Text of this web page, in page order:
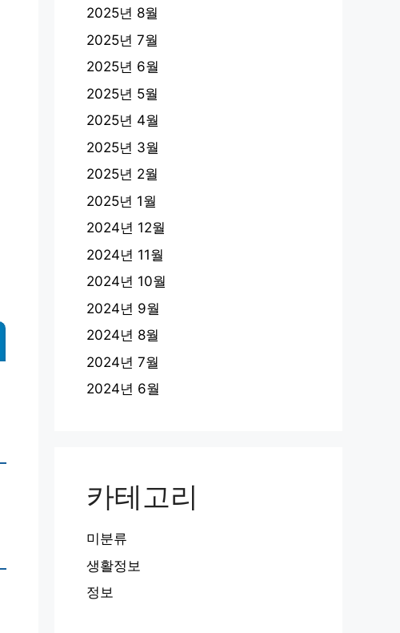
2025년 8월
2025년 7월
2025년 6월
2025년 5월
2025년 4월
2025년 3월
2025년 2월
2025년 1월
2024년 12월
2024년 11월
2024년 10월
2024년 9월
2024년 8월
2024년 7월
2024년 6월
카테고리
미분류
생활정보
정보